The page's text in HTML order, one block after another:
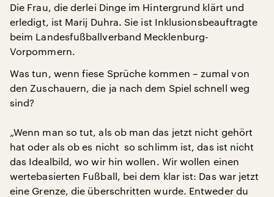
Die Frau, die derlei Dinge im Hintergrund klärt und
erledigt, ist Marij Duhra. Sie ist Inklusionsbeauftragte
beim Landesfußballverband Mecklenburg-
Vorpommern.
Was tun, wenn fiese Sprüche kommen – zumal von
den Zuschauern, die ja nach dem Spiel schnell weg
sind?
„Wenn man so tut, als ob man das jetzt nicht gehört
hat oder als ob es nicht so schlimm ist, das ist nicht
das Idealbild, wo wir hin wollen. Wir wollen einen
wertebasierten Fußball, bei dem klar ist: Das war jetzt
eine Grenze, die überschritten wurde. Entweder du